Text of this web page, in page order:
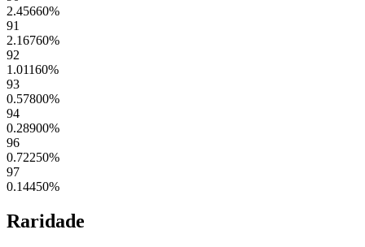
2.45660%
91
2.16760%
92
1.01160%
93
0.57800%
94
0.28900%
96
0.72250%
97
0.14450%
Raridade